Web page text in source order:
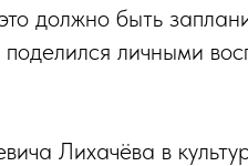
должно быть
личными
Лихачёва в